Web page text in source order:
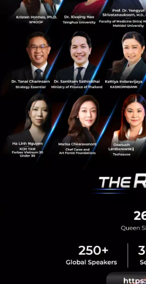
PR News iot 1NCE
Techsauce Media
About Techsauce
Techsauce Services
Privacy Policy
ส่งบทความ
Techsauce Global Summit